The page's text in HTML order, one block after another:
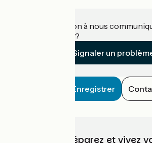
Une information à nous
établissement ?
Signaler un
Enregistrer
Choisissez, préparez et vivez